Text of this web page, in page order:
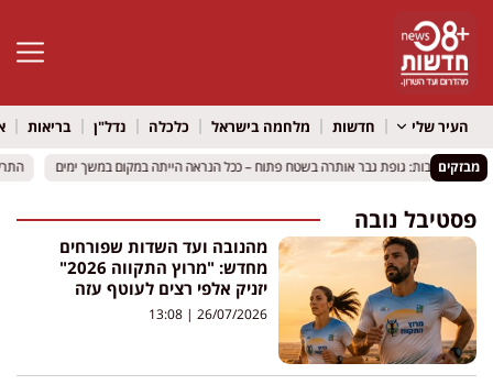
פתח
העיר שלי חדשות מלחמה בישראל כלכלה נדל"ן בריאות
מבזקים
לרחובות: גופת גבר אותרה בשטח פתוח – ככל הנראה הייתה במקום במשך ימים
לרחובות: גופת גבר אותרה בשטח פתוח – ככל הנראה הייתה במקום במשך ימים
פסטיבל נובה
מהנובה ועד השדות שפורחים
מחדש: "מרוץ התקווה 2026"
יזניק אלפי רצים לעוטף עזה
26/07/2026